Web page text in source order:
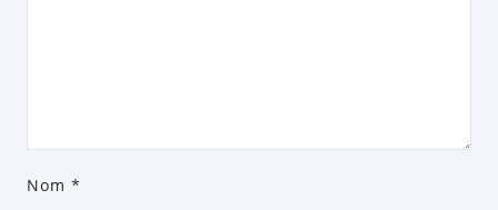
Nom *